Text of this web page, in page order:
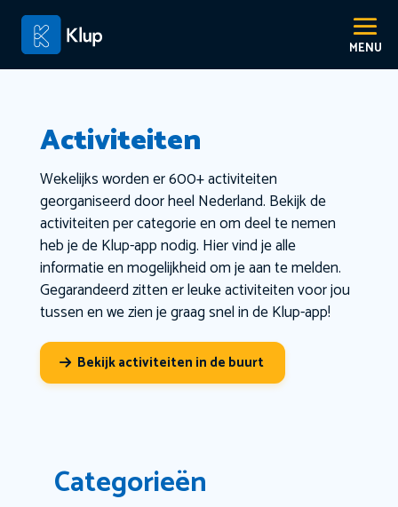
Activiteiten
Wekelijks worden er 600+ activiteiten
georganiseerd door heel Nederland. Bekijk de
activiteiten per categorie en om deel te nemen
heb je de Klup-app nodig. Hier vind je alle
informatie en mogelijkheid om je aan te melden.
Gegarandeerd zitten er leuke activiteiten voor jou
tussen en we zien je graag snel in de Klup-app!
Bekijk activiteiten in de buurt
Categorieën